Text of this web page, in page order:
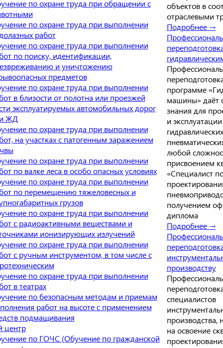
по охране труда при обращении с
по охране труда при выполнении
работ
по охране труда при выполнении
по поиску, идентификации,
и уничтожению
предметов
по охране труда при выполнении
в близости от полотна или проезжей
эксплуатируемых автомобильных дорог
ЖД
по охране труда при выполнении
на участках с патогенным заражением
по охране труда при выполнении
по валке леса в особо опасных условиях
по охране труда при выполнении
по перемещению тяжеловесных и
грузов
по охране труда при выполнении
с радиоактивными веществами и
ионизирующих излучений
по охране труда при выполнении
с ручным инструментом, в том числе с
по охране труда при выполнении
в театрах
по безопасным методам и приемам
работ на высоте с применением
подмащивания
центр
по ГОЧС (Обучение по гражданской
объектов в
отраслевыми
Подробнее →
программе
машины» даёт
знания для
и эксплуатации
любой
присвоением
«Специалист
получением
диплома
Подробнее →
производству
специалистов
производства,
на освоение